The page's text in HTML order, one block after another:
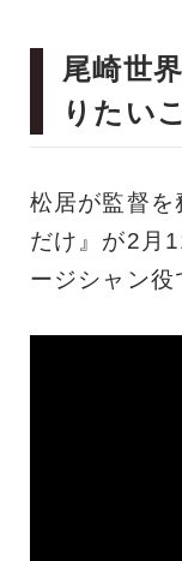
尾崎世
りたい
松居が監督を
だけ』が2月
ージシャン役